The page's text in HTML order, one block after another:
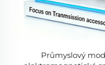
Průmyslový